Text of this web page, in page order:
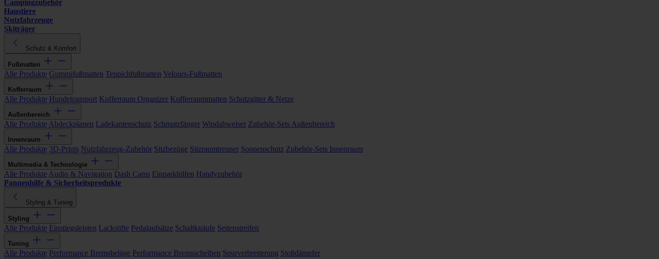
Campingzubehör
Haustiere
Nutzfahrzeuge
Skiträger
Schutz & Komfort
Fußmatten
Alle Produkte Gummifußmatten Teppichfußmatten Velours-Fußmatten
Kofferraum
Alle Produkte Hundetransport Kofferraum Organizer Kofferraummatten Schutzgitter & Netze
Außenbereich
Alle Produkte Abdeckplanen Ladekantenschutz Schmutzfänger Windabweiser Zubehör-Sets Außenbereich
Innenraum
Alle Produkte 3D-Prints Nutzfahrzeug-Zubehör Sitzbezüge Sitzraumtrenner Sonnenschutz Zubehör-Sets Innenraum
Multimedia & Technologie
Alle Produkte Audio & Navigation Dash Cams Einparkhilfen Handyzubehör
Pannenhilfe & Sicherheitsprodukte
Styling & Tuning
Styling
Alle Produkte Einstiegsleisten Lackstifte Pedalaufsätze Schaltknäufe Seitenstreifen
Tuning
Alle Produkte Performance Bremsbeläge Performance Bremsscheiben Spurverbreiterung Stoßdämpfer